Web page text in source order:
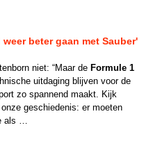
beter gaan met Sauber'
niet: “Maar de Formule 1
uitdaging blijven voor de
zo spannend maakt. Kijk
geschiedenis: er moeten
als …